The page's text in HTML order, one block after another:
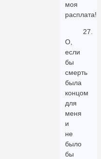
моя
расплата!
27.
О,
если
бы
смерть
была
концом
для
меня
и
не
было
бы